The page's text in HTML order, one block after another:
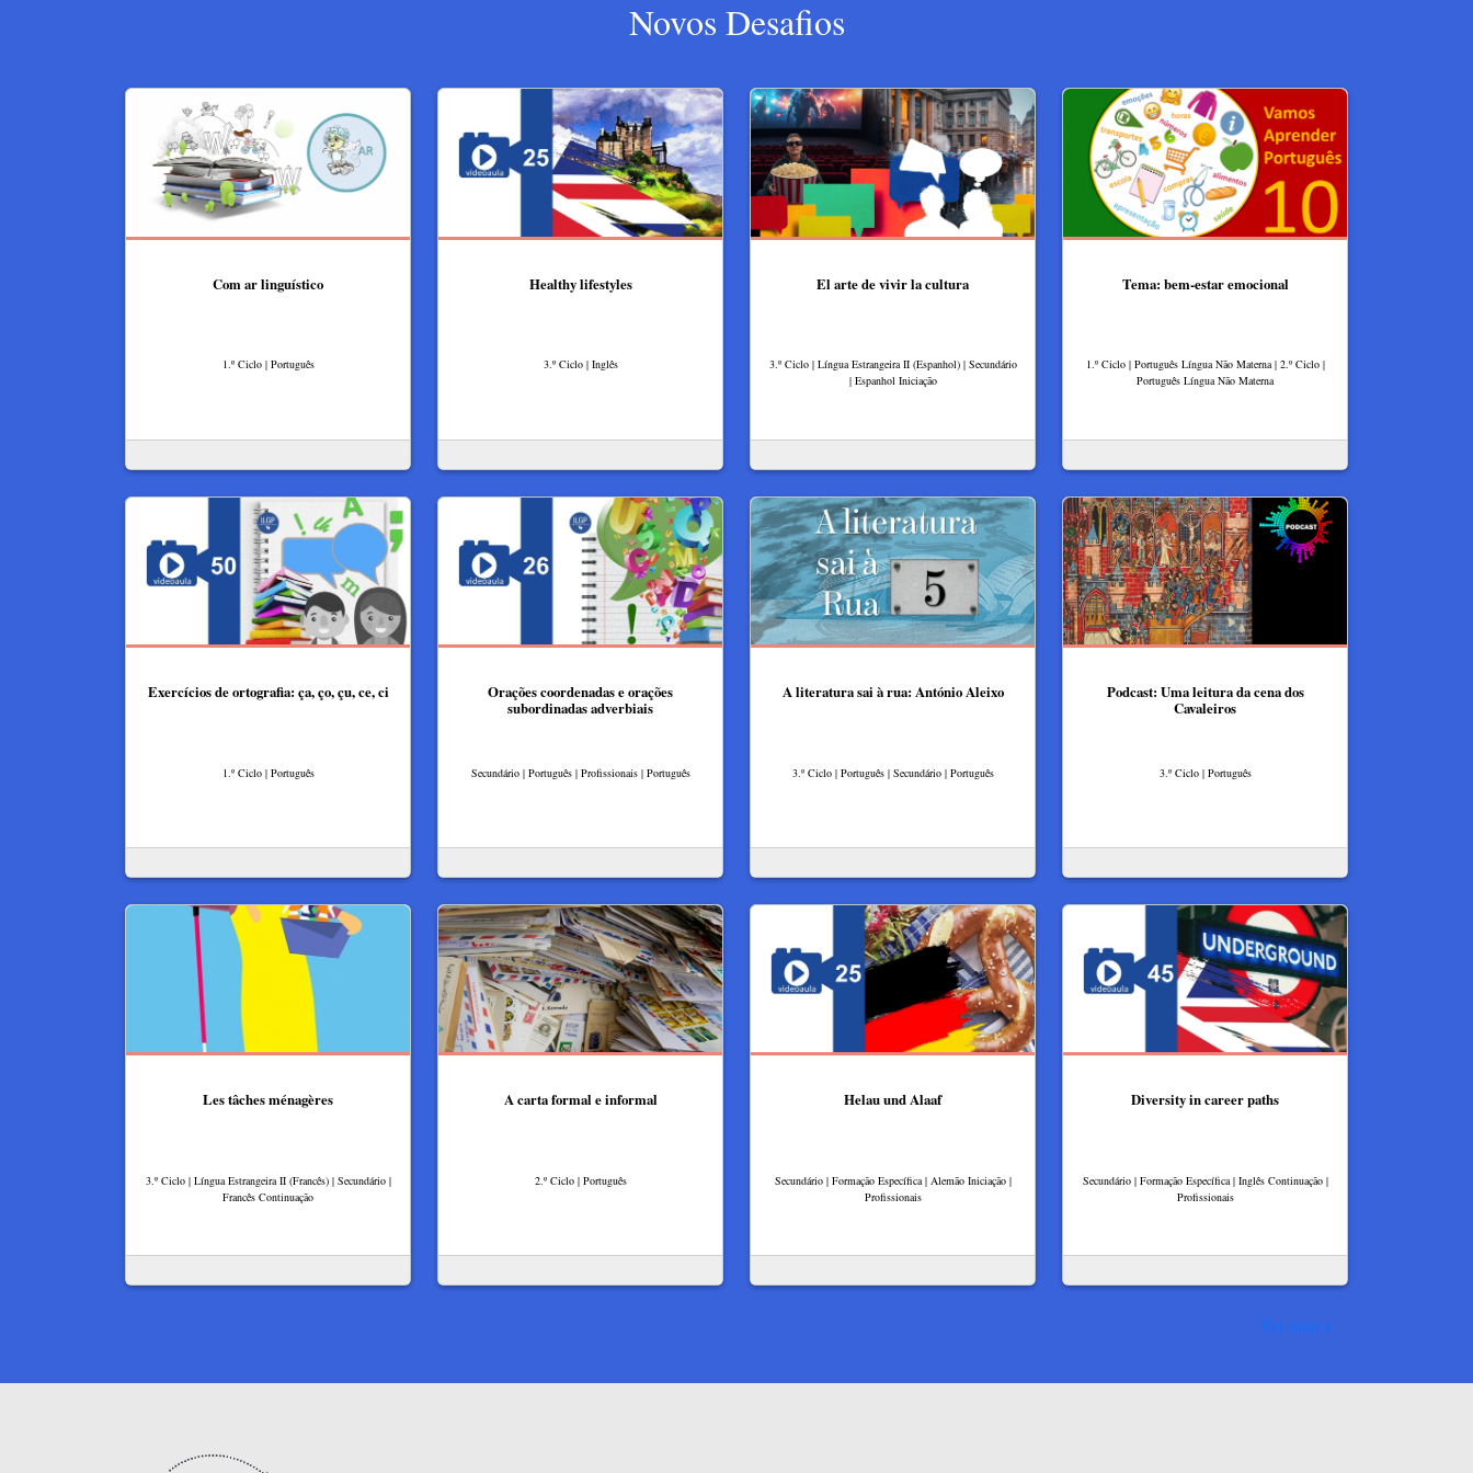
Novos Desafios
Com ar linguístico
1.º Ciclo | Português
Healthy lifestyles
3.º Ciclo | Inglês
El arte de vivir la cultura
3.º Ciclo | Língua Estrangeira II (Espanhol) | Secundário
| Espanhol Iniciação
Tema: bem-estar emocional
1.º Ciclo | Português Língua Não Materna | 2.º Ciclo |
Português Língua Não Materna
Exercícios de ortografia: ça, ço, çu, ce, ci
1.º Ciclo | Português
Orações coordenadas e orações
subordinadas adverbiais
Secundário | Português | Profissionais | Português
A literatura sai à rua: António Aleixo
3.º Ciclo | Português | Secundário | Português
Podcast: Uma leitura da cena dos
Cavaleiros
3.º Ciclo | Português
Les tâches ménagères
3.º Ciclo | Língua Estrangeira II (Francês) | Secundário |
Francês Continuação
A carta formal e informal
2.º Ciclo | Português
Helau und Alaaf
Secundário | Formação Específica | Alemão Iniciação |
Profissionais
Diversity in career paths
Secundário | Formação Específica | Inglês Continuação |
Profissionais
Ver mais